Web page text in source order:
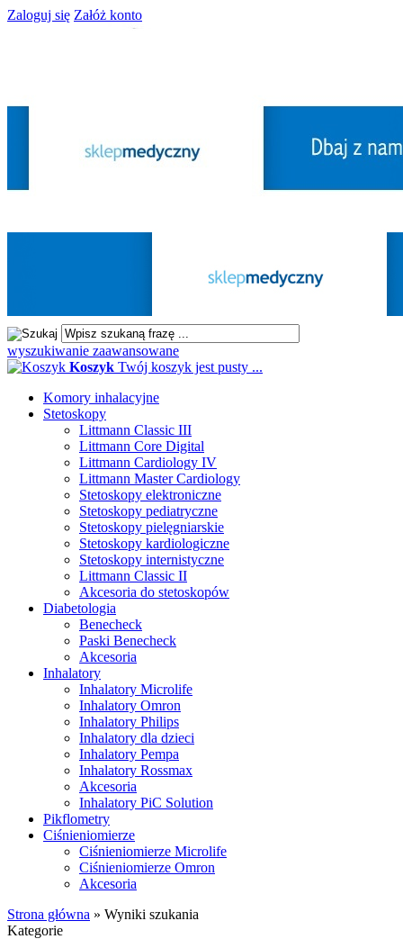
Zaloguj się Załóż konto
wyszukiwanie zaawansowane
Koszyk Twój koszyk jest pusty ...
Komory inhalacyjne
Stetoskopy
Littmann Classic III
Littmann Core Digital
Littmann Cardiology IV
Littmann Master Cardiology
Stetoskopy elektroniczne
Stetoskopy pediatryczne
Stetoskopy pielęgniarskie
Stetoskopy kardiologiczne
Stetoskopy internistyczne
Littmann Classic II
Akcesoria do stetoskopów
Diabetologia
Benecheck
Paski Benecheck
Akcesoria
Inhalatory
Inhalatory Microlife
Inhalatory Omron
Inhalatory Philips
Inhalatory dla dzieci
Inhalatory Pempa
Inhalatory Rossmax
Akcesoria
Inhalatory PiC Solution
Pikflometry
Ciśnieniomierze
Ciśnieniomierze Microlife
Ciśnieniomierze Omron
Akcesoria
Strona główna » Wyniki szukania
Kategorie